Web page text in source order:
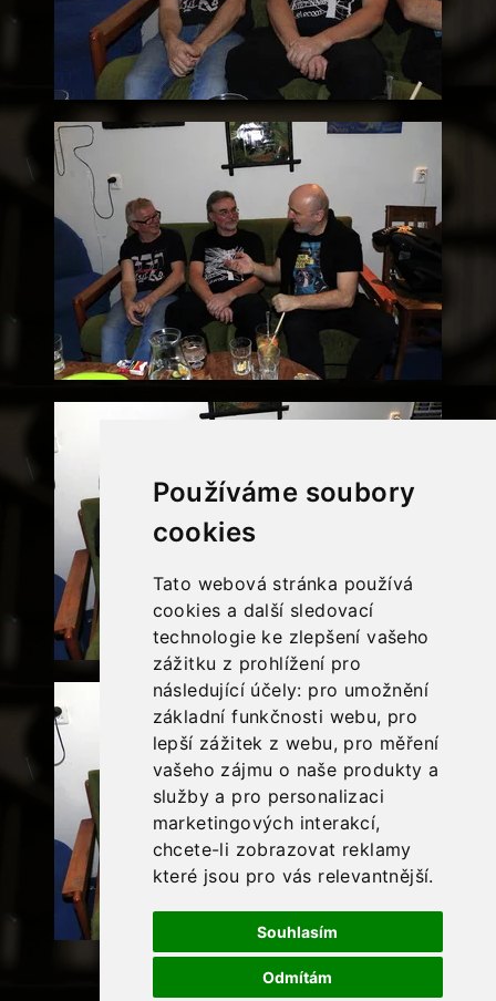
Používáme soubory
cookies
Tato webová stránka používá
cookies a další sledovací
technologie ke zlepšení vašeho
zážitku z prohlížení pro
následující účely: pro umožnění
základní funkčnosti webu, pro
lepší zážitek z webu, pro měření
vašeho zájmu o naše produkty a
služby a pro personalizaci
marketingových interakcí,
chcete-li zobrazovat reklamy
které jsou pro vás relevantnější.
Souhlasím
Odmítám